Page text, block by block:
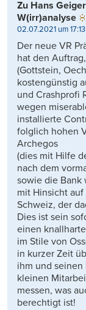
Zu Hans
W(irr)analyse
02.07.2021 um 17:13
Der neue VR
hat den
(Gottstein,
kostengünstig
und Crashprofi
wegen
installierte
folglich hohen
Archegos
(dies mit Hilfe
nach dem
sowie die Bank
mit Hinsicht
Schweiz, der
Dies ist sein
einen
im Stile von
in kurzer Zeit
ihm und
kleinen
messen, was
berechtigt ist!